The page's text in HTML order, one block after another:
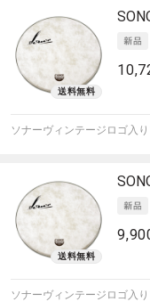
ソナーヴィンテージロゴ入
ソナーヴィンテージロゴ入